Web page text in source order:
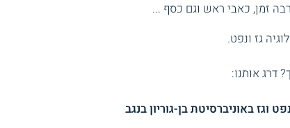
זמן, כאבי ראש וגם כסף ...
גז ונפט.
דרג אותנו:
וגז באוניברסיטת בן-גוריון בנגב